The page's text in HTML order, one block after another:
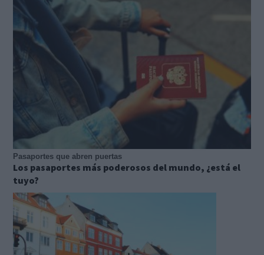
Pasaportes que abren puertas
Los pasaportes más poderosos del mundo, ¿está el
tuyo?